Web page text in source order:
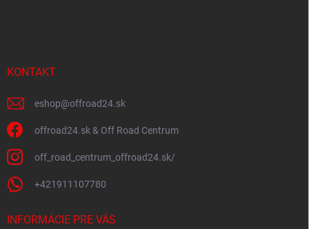
KONTAKT
eshop@offroad24.sk
offroad24.sk & Off Road Centrum
off_road_centrum_offroad24.sk/
+421911107780
INFORMÁCIE PRE VÁS